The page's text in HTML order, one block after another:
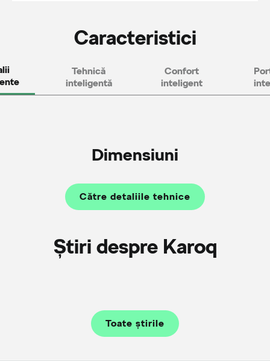
Caracteristici
Tehnică
inteligentă
Confort
inteligent
Dimensiuni
Către detaliile tehnice
Știri despre Karoq
Toate știrile